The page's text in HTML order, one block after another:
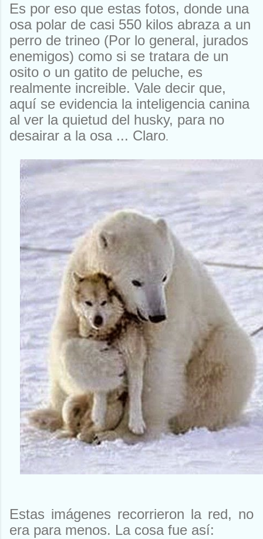
Es por eso que estas fotos, donde una
osa polar de casi 550 kilos abraza a un
perro de trineo (Por lo general, jurados
enemigos) como si se tratara de un
osito o un gatito de peluche, es
realmente increible. Vale decir que,
aquí se evidencia la inteligencia canina
al ver la quietud del husky, para no
desairar a la osa ... Claro.
Estas imágenes recorrieron la red, no
era para menos. La cosa fue así: